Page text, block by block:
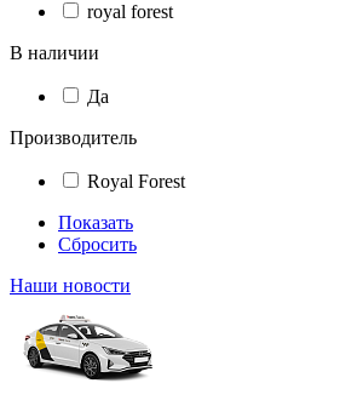
royal forest
В наличии
Да
Производитель
Royal Forest
Показать
Сбросить
Наши новости